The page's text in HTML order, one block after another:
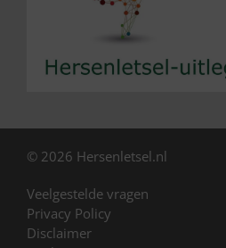
© 2026 Hersenletsel.nl
Veelgestelde vragen
Privacy Policy
Disclaimer